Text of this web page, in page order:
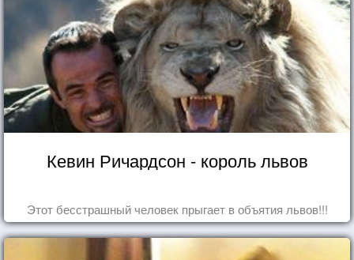
Кевин Ричардсон - король львов
Этот бесстрашный человек прыгает в объятия львов!!!